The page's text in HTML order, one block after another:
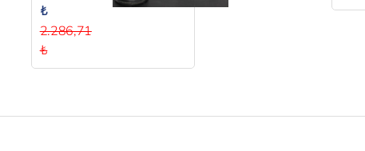
₺
2.286,71
₺